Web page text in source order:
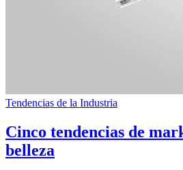
Tendencias de la Industria
Cinco tendencias de
belleza